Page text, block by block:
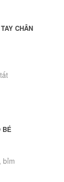
CHÂN
BÉ
bỉm